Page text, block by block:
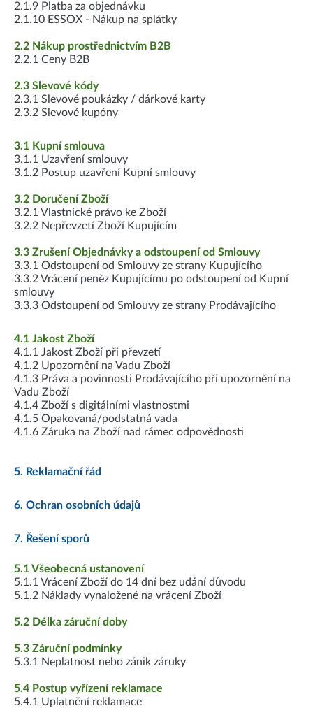
2.1.9 Platba za objednávku
2.1.10 ESSOX - Nákup na splátky
2.2 Nákup prostřednictvím B2B
2.2.1 Ceny B2B
2.3 Slevové kódy
2.3.1 Slevové poukázky / dárkové karty
2.3.2 Slevové kupóny
3.1 Kupní smlouva
3.1.1 Uzavření smlouvy
3.1.2 Postup uzavření Kupní smlouvy
3.2 Doručení Zboží
3.2.1 Vlastnické právo ke Zboží
3.2.2 Nepřevzetí Zboží Kupujícím
3.3 Zrušení Objednávky a odstoupení od Smlouvy
3.3.1 Odstoupení od Smlouvy ze strany Kupujícího
3.3.2 Vrácení peněz Kupujícímu po odstoupení od Kupní
smlouvy
3.3.3 Odstoupení od Smlouvy ze strany Prodávajícího
4.1 Jakost Zboží
4.1.1 Jakost Zboží při převzetí
4.1.2 Upozornění na Vadu Zboží
4.1.3 Práva a povinnosti Prodávajícího při upozornění na
Vadu Zboží
4.1.4 Zboží s digitálními vlastnostmi
4.1.5 Opakovaná/podstatná vada
4.1.6 Záruka na Zboží nad rámec odpovědnosti
5. Reklamační řád
6. Ochran osobních údajů
7. Řešení sporů
5.1 Všeobecná ustanovení
5.1.1 Vrácení Zboží do 14 dní bez udání důvodu
5.1.2 Náklady vynaložené na vrácení Zboží
5.2 Délka záruční doby
5.3 Záruční podmínky
5.3.1 Neplatnost nebo zánik záruky
5.4 Postup vyřízení reklamace
5.4.1 Uplatnění reklamace